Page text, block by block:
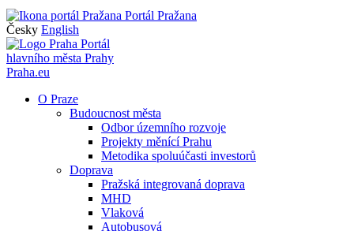
Portál Pražana
Česky English
Portál
hlavního města Prahy
Praha.eu
O Praze
Budoucnost města
Odbor územního rozvoje
Projekty měnící Prahu
Metodika spoluúčasti investorů
Doprava
Pražská integrovaná doprava
MHD
Vlaková
Autobusová